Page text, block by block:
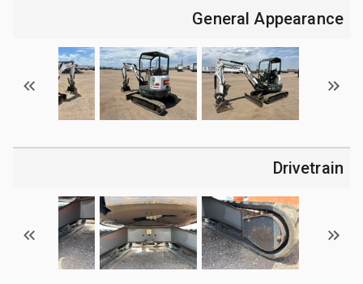
General Appearance
Drivetrain